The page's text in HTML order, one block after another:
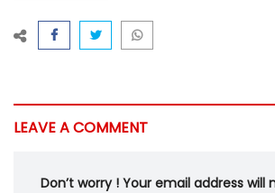
LEAVE A COMMENT
Don’t worry ! Your email address will